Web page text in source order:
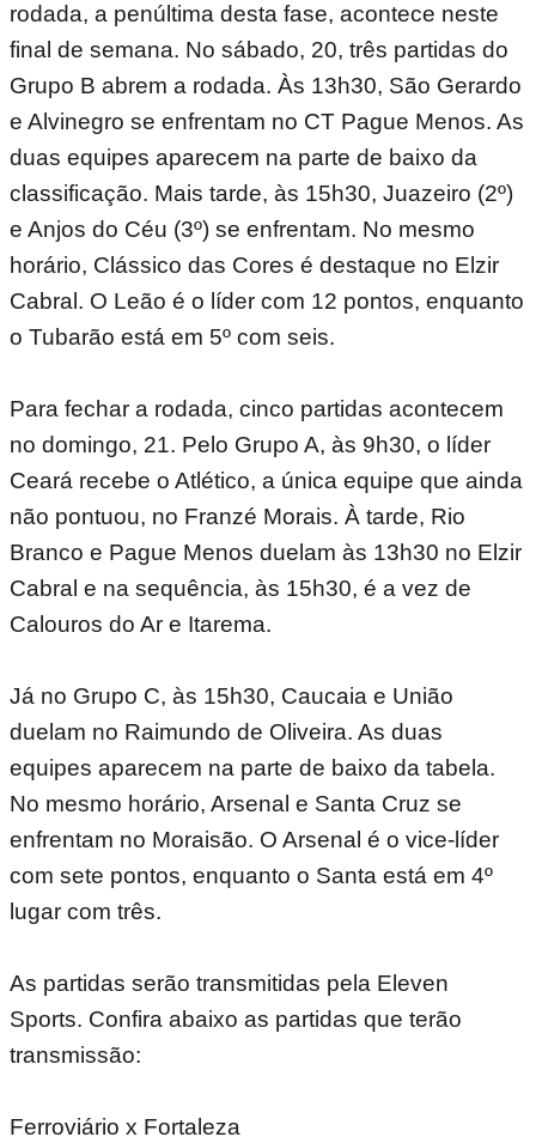
rodada, a penúltima desta fase, acontece neste
final de semana. No sábado, 20, três partidas do
Grupo B abrem a rodada. Às 13h30, São Gerardo
e Alvinegro se enfrentam no CT Pague Menos. As
duas equipes aparecem na parte de baixo da
classificação. Mais tarde, às 15h30, Juazeiro (2º)
e Anjos do Céu (3º) se enfrentam. No mesmo
horário, Clássico das Cores é destaque no Elzir
Cabral. O Leão é o líder com 12 pontos, enquanto
o Tubarão está em 5º com seis.
Para fechar a rodada, cinco partidas acontecem
no domingo, 21. Pelo Grupo A, às 9h30, o líder
Ceará recebe o Atlético, a única equipe que ainda
não pontuou, no Franzé Morais. À tarde, Rio
Branco e Pague Menos duelam às 13h30 no Elzir
Cabral e na sequência, às 15h30, é a vez de
Calouros do Ar e Itarema.
Já no Grupo C, às 15h30, Caucaia e União
duelam no Raimundo de Oliveira. As duas
equipes aparecem na parte de baixo da tabela.
No mesmo horário, Arsenal e Santa Cruz se
enfrentam no Moraisão. O Arsenal é o vice-líder
com sete pontos, enquanto o Santa está em 4º
lugar com três.
As partidas serão transmitidas pela Eleven
Sports. Confira abaixo as partidas que terão
transmissão:
Ferroviário x Fortaleza